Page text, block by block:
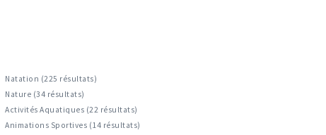
Natation (225 résultats)
Nature (34 résultats)
Activités Aquatiques (22 résultats)
Animations Sportives (14 résultats)